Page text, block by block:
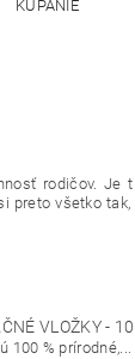
KÚPANIE
rodičov.
všetko
VLOŽKY -
100 % prírodné,...